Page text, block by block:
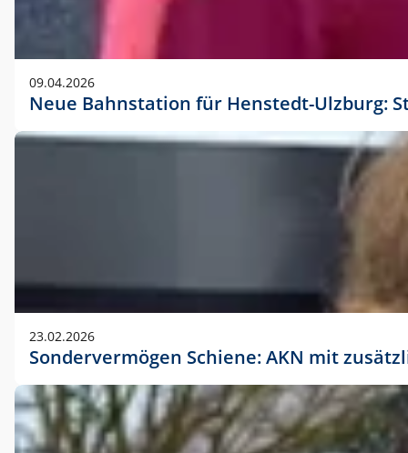
09.04.2026
Neue Bahnstation für Henstedt-Ulzburg:
23.02.2026
Sondervermögen Schiene: AKN mit